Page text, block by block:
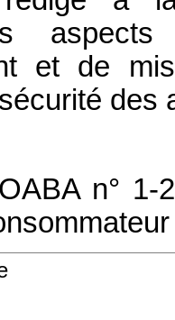
et de
des
n°